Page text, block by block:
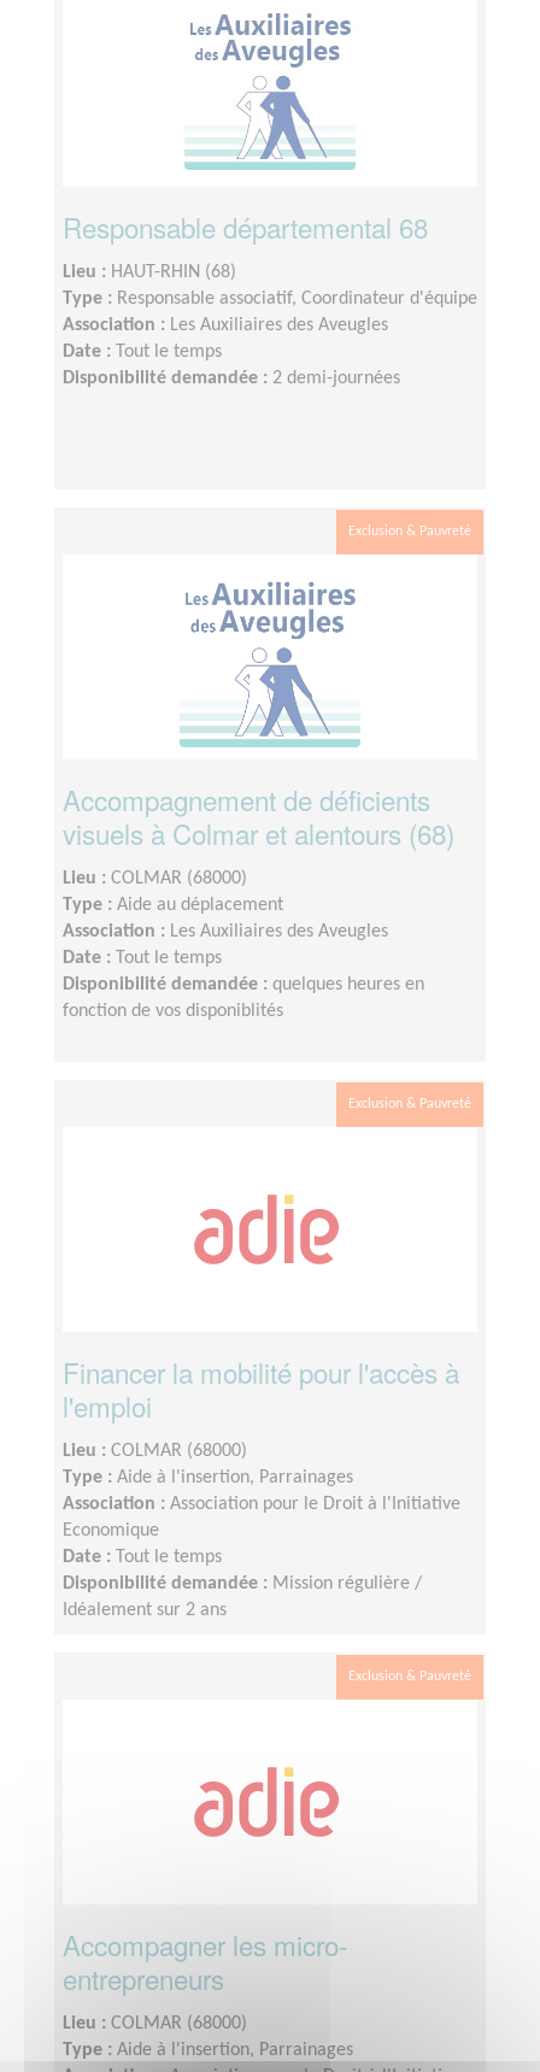
Responsable départemental 68
Lieu : HAUT-RHIN (68)
Type : Responsable associatif, Coordinateur d'équipe
Association : Les Auxiliaires des Aveugles
Date :
Tout le temps
Disponibilité demandée : 2 demi-journées
Exclusion & Pauvreté
Accompagnement de déficients
visuels à Colmar et alentours (68)
Lieu : COLMAR (68000)
Type : Aide au déplacement
Association : Les Auxiliaires des Aveugles
Date :
Tout le temps
Disponibilité demandée : quelques heures en
fonction de vos disponiblités
Exclusion & Pauvreté
Financer la mobilité pour l'accès à
l'emploi
Lieu : COLMAR (68000)
Type : Aide à l'insertion, Parrainages
Association : Association pour le Droit à l'Initiative
Economique
Date :
Tout le temps
Disponibilité demandée : Mission régulière /
Idéalement sur 2 ans
Exclusion & Pauvreté
Accompagner les micro-
entrepreneurs
Lieu : COLMAR (68000)
Type : Aide à l'insertion, Parrainages